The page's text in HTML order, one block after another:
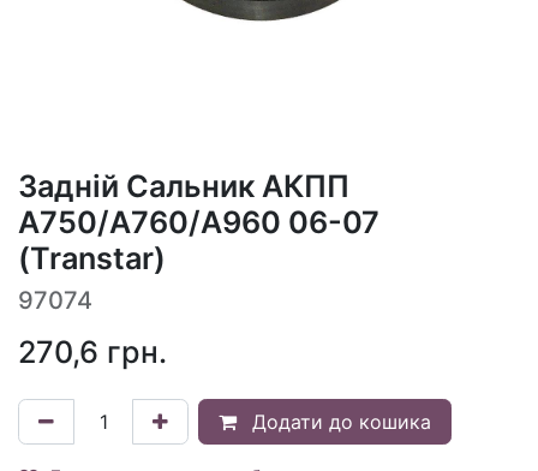
Задній Сальник АКПП
A750/A760/A960 06-07
(Transtar)
97074
270,6 грн.
Додати до кошика